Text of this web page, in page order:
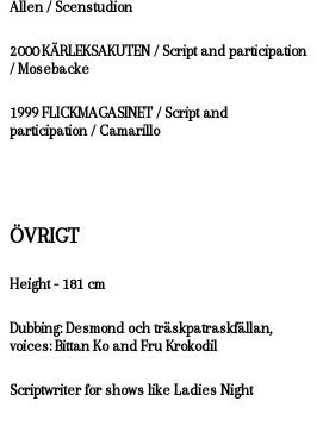
Allen / Scenstudion
2000 KÄRLEKSAKUTEN / Script and participation
/ Mosebacke
1999 FLICKMAGASINET / Script and
participation / Camarillo
ÖVRIGT
Height - 181 cm
Dubbing: Desmond och träskpatraskfällan,
voices: Bittan Ko and Fru Krokodil
Scriptwriter for shows like Ladies Night